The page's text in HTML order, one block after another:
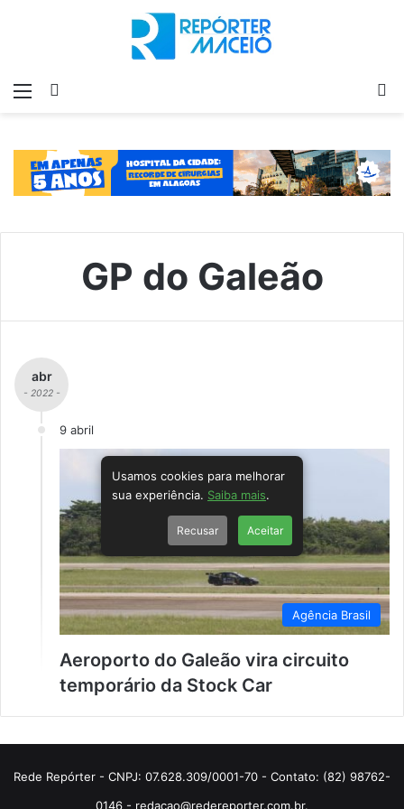
Menu
GP do Galeão
abr
- 2022 -
9 abril
Agência Brasil
Aeroporto do Galeão vira circuito
temporário da Stock Car
Rede Repórter - CNPJ: 07.628.309/0001-70 - Contato: (82) 98762-
0146 - redacao@redereporter.com.br.
Usamos cookies para melhorar
sua experiência. Saiba mais.
Recusar Aceitar